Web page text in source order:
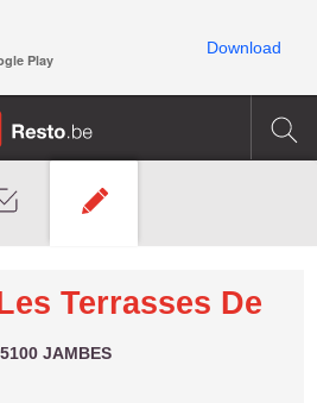
Terrasses De
5100 JAMBES
Play
Download